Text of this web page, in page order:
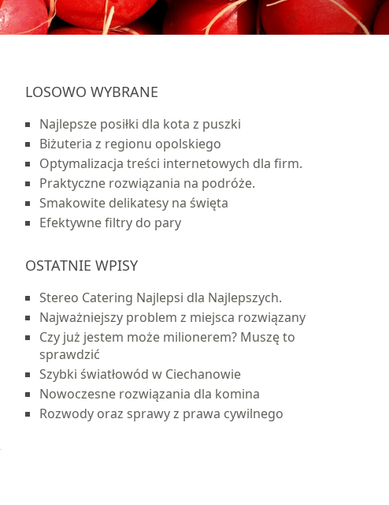
LOSOWO WYBRANE
Najlepsze posiłki dla kota z puszki
Biżuteria z regionu opolskiego
Optymalizacja treści internetowych dla firm.
Praktyczne rozwiązania na podróże.
Smakowite delikatesy na święta
Efektywne filtry do pary
OSTATNIE WPISY
Stereo Catering Najlepsi dla Najlepszych.
Najważniejszy problem z miejsca rozwiązany
Czy już jestem może milionerem? Muszę to
sprawdzić
Szybki światłowód w Ciechanowie
Nowoczesne rozwiązania dla komina
Rozwody oraz sprawy z prawa cywilnego